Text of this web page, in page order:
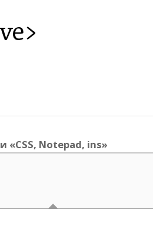
«CSS, Notepad, ins»